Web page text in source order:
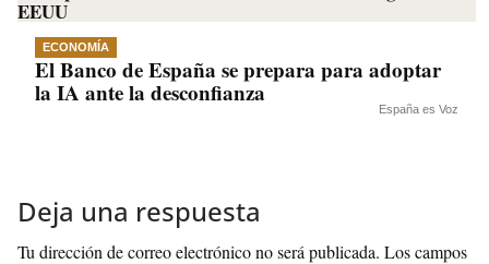
ECONOMÍA
El Banco de España se prepara para adoptar
la IA ante la desconfianza
España es Voz
Deja una respuesta
Tu dirección de correo electrónico no será publicada. Los campos